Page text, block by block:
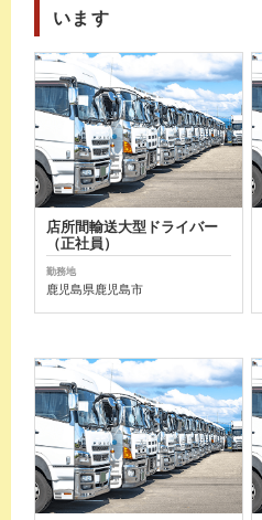
います
店所間輸送大型ドライバー
（正社員）
勤務地
鹿児島県鹿児島市